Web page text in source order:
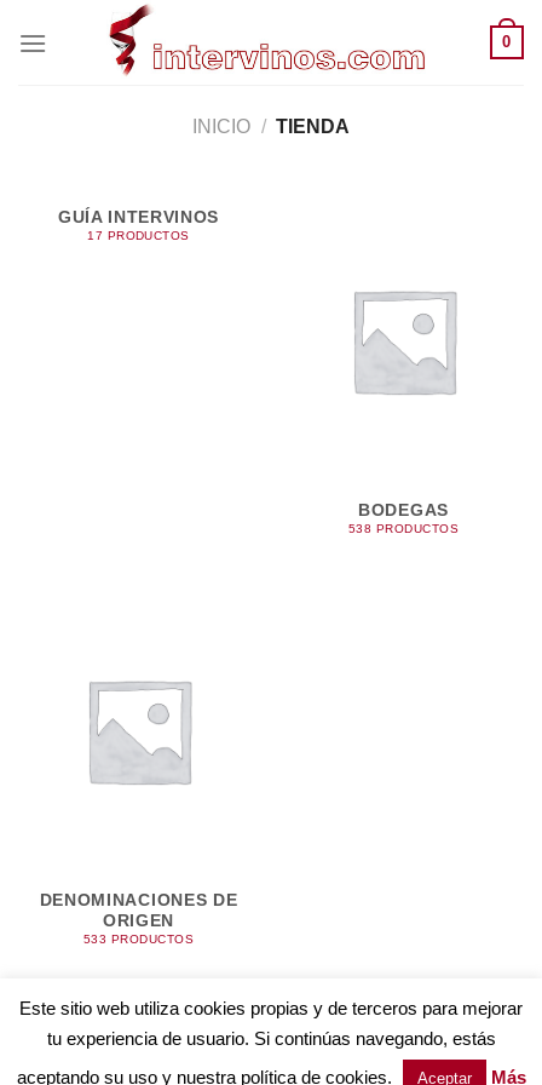
0
INICIO / TIENDA
GUÍA INTERVINOS
17 PRODUCTOS
BODEGAS
538 PRODUCTOS
DENOMINACIONES DE
ORIGEN
533 PRODUCTOS
POLÍTICA DE COOKIES
TÉRMINOS Y CONDICIONES
POLÍTICA DE PRIVACIDAD
Este sitio web utiliza cookies propias y de terceros para mejorar
tu experiencia de usuario. Si continúas navegando, estás
aceptando su uso y nuestra política de cookies.
Aceptar Más